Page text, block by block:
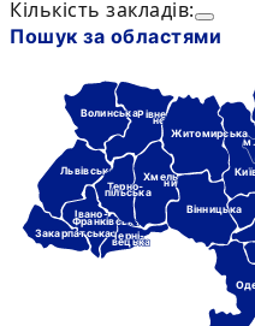
Кількість закладів:
Пошук за областями
Черні-
вецька
Івано-
Франківська
Хмель-
ницька
м.
Львівська
Рівне-
нська
Терно-
пільська
Вінницька
Волинська
Закарпатська
Житомирська